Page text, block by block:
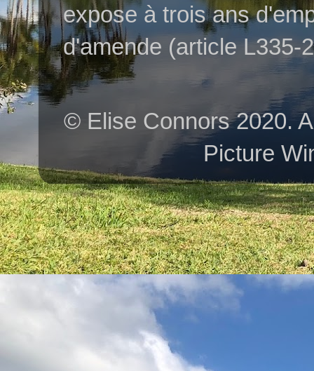
expose à trois ans
d'amende (article L335-
© Elise Connors 2020.
Picture